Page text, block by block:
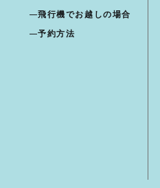
飛行機でお越しの場合
予約方法